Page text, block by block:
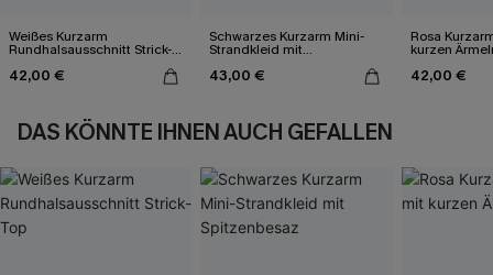
Weißes Kurzarm
Rundhalsausschnitt Strick-
42,00 €
Schwarzes Kurzarm Mini-
Strandkleid mit
43,00 €
Rosa
kurzen
42,00 €
DAS KÖNNTE IHNEN AUCH GEFALLEN